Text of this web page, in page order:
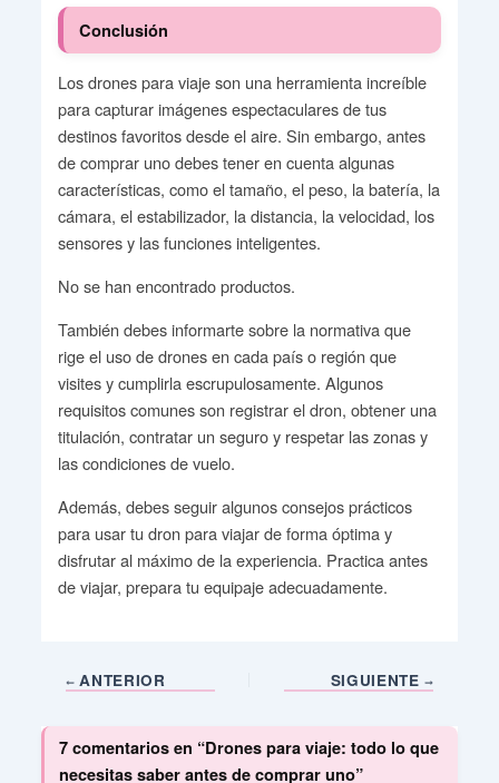
Conclusión
Los drones para viaje son una herramienta increíble
para capturar imágenes espectaculares de tus
destinos favoritos desde el aire. Sin embargo, antes
de comprar uno debes tener en cuenta algunas
características, como el tamaño, el peso, la batería, la
cámara, el estabilizador, la distancia, la velocidad, los
sensores y las funciones inteligentes.
No se han encontrado productos.
También debes informarte sobre la normativa que
rige el uso de drones en cada país o región que
visites y cumplirla escrupulosamente. Algunos
requisitos comunes son registrar el dron, obtener una
titulación, contratar un seguro y respetar las zonas y
las condiciones de vuelo.
Además, debes seguir algunos consejos prácticos
para usar tu dron para viajar de forma óptima y
disfrutar al máximo de la experiencia. Practica antes
de viajar, prepara tu equipaje adecuadamente.
ANTERIOR SIGUIENTE
7 comentarios en “Drones para viaje: todo lo que
necesitas saber antes de comprar uno”